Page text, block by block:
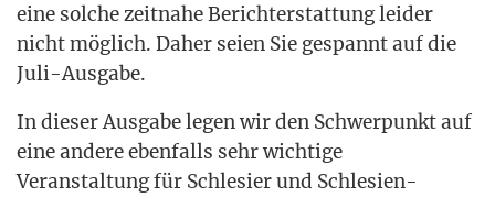
eine sol­che zeit­na­he Bericht­erstat­tung lei­der
nicht mög­lich. Daher sei­en Sie gespannt auf die
Juli-Ausgabe.
In die­ser Aus­ga­be legen wir den Schwer­punkt auf
eine ande­re eben­falls sehr wich­ti­ge
Ver­an­stal­tung für Schle­si­er und Schle­si­en-